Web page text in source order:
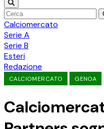
Calciomercato
Serie A
Serie B
Esteri
Redazione
CALCIOMERCATO GENOA